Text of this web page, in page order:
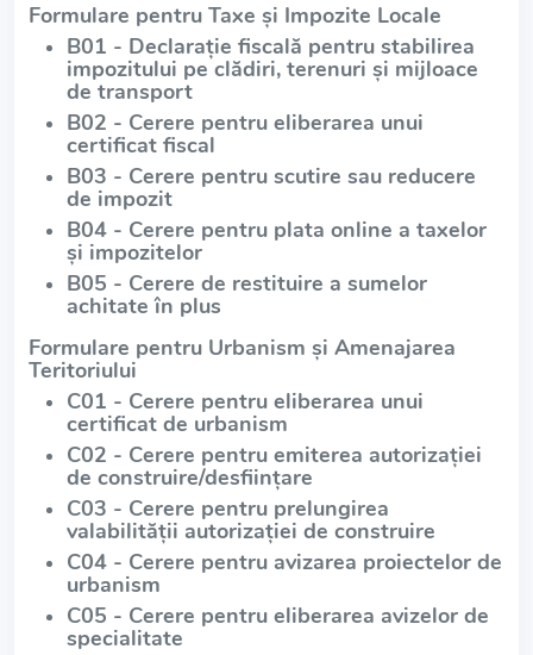
Formulare pentru Taxe și Impozite Locale
B01 - Declarație fiscală pentru stabilirea
impozitului pe clădiri, terenuri și mijloace
de transport
B02 - Cerere pentru eliberarea unui
certificat fiscal
B03 - Cerere pentru scutire sau reducere
de impozit
B04 - Cerere pentru plata online a taxelor
și impozitelor
B05 - Cerere de restituire a sumelor
achitate în plus
Formulare pentru Urbanism și Amenajarea
Teritoriului
C01 - Cerere pentru eliberarea unui
certificat de urbanism
C02 - Cerere pentru emiterea autorizației
de construire/desființare
C03 - Cerere pentru prelungirea
valabilității autorizației de construire
C04 - Cerere pentru avizarea proiectelor de
urbanism
C05 - Cerere pentru eliberarea avizelor de
specialitate